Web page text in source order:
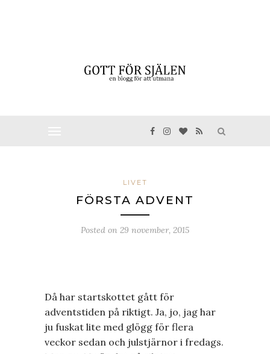
LIVET
FÖRSTA ADVENT
Posted on 29 november, 2015
Då har startskottet gått för
adventstiden på riktigt. Ja, jo, jag har
ju fuskat lite med glögg för flera
veckor sedan och julstjärnor i fredags.